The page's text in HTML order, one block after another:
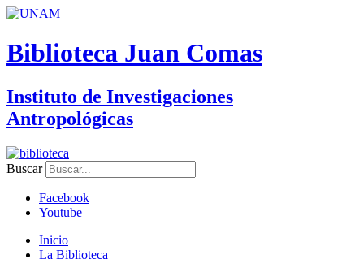
Biblioteca Juan Comas
Instituto de Investigaciones
Antropológicas
Buscar
Facebook
Youtube
Inicio
La Biblioteca